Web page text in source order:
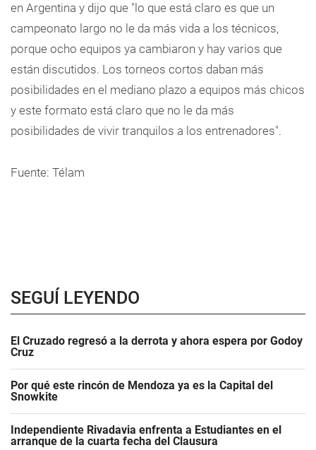
en Argentina y dijo que "lo que está claro es que un
campeonato largo no le da más vida a los técnicos,
porque ocho equipos ya cambiaron y hay varios que
están discutidos. Los torneos cortos daban más
posibilidades en el mediano plazo a equipos más chicos
y este formato está claro que no le da más
posibilidades de vivir tranquilos a los entrenadores".
Fuente: Télam
SEGUÍ LEYENDO
El Cruzado regresó a la derrota y ahora espera por Godoy
Cruz
Por qué este rincón de Mendoza ya es la Capital del
Snowkite
Independiente Rivadavia enfrenta a Estudiantes en el
arranque de la cuarta fecha del Clausura